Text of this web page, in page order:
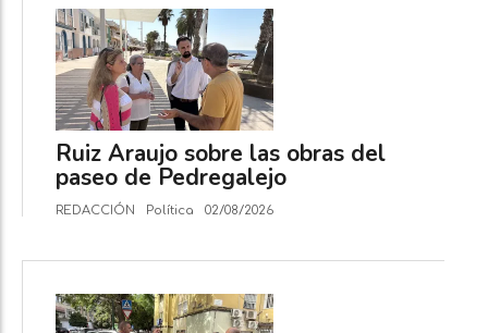
Ruiz Araujo sobre las obras del
paseo de Pedregalejo
REDACCIÓN Política 02/08/2026